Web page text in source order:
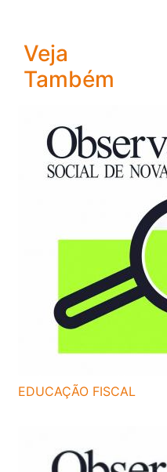
Veja
Também
EDUCAÇÃO FISCAL